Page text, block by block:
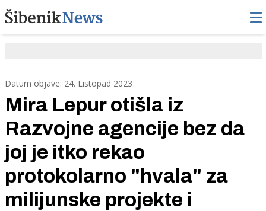
Datum objave: 24. Listopad 2023
Mira Lepur otišla iz
Razvojne agencije bez da
joj je itko rekao
protokolarno "hvala" za
milijunske projekte i